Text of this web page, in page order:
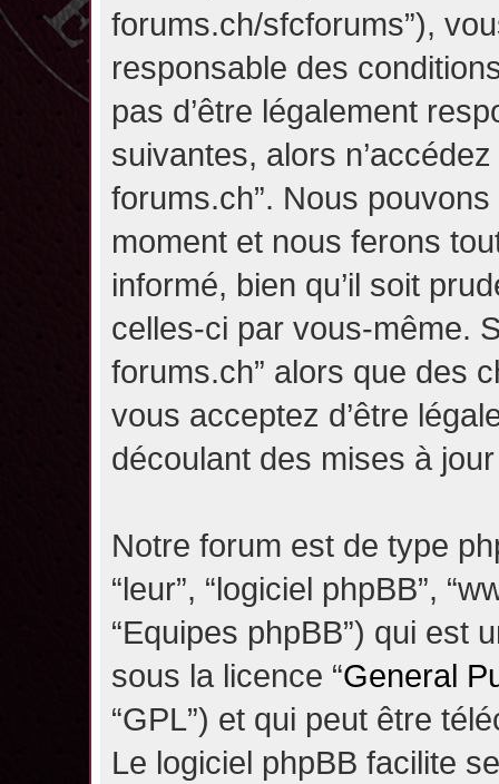
forums.ch/sfcforums”),
responsable des
pas d’être légalement
suivantes, alors
forums.ch”. Nous
moment et nous ferons
informé, bien qu’il soit
celles-ci par vous-même.
forums.ch” alors que des
vous acceptez d’être
découlant des mises à
Notre forum est de type
“leur”, “logiciel phpBB”,
“Equipes phpBB”) qui est
sous la licence “General
“GPL”) et qui peut être
Le logiciel phpBB facilite